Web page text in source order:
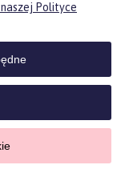
POMOC MOJE
zakup.
Polityce